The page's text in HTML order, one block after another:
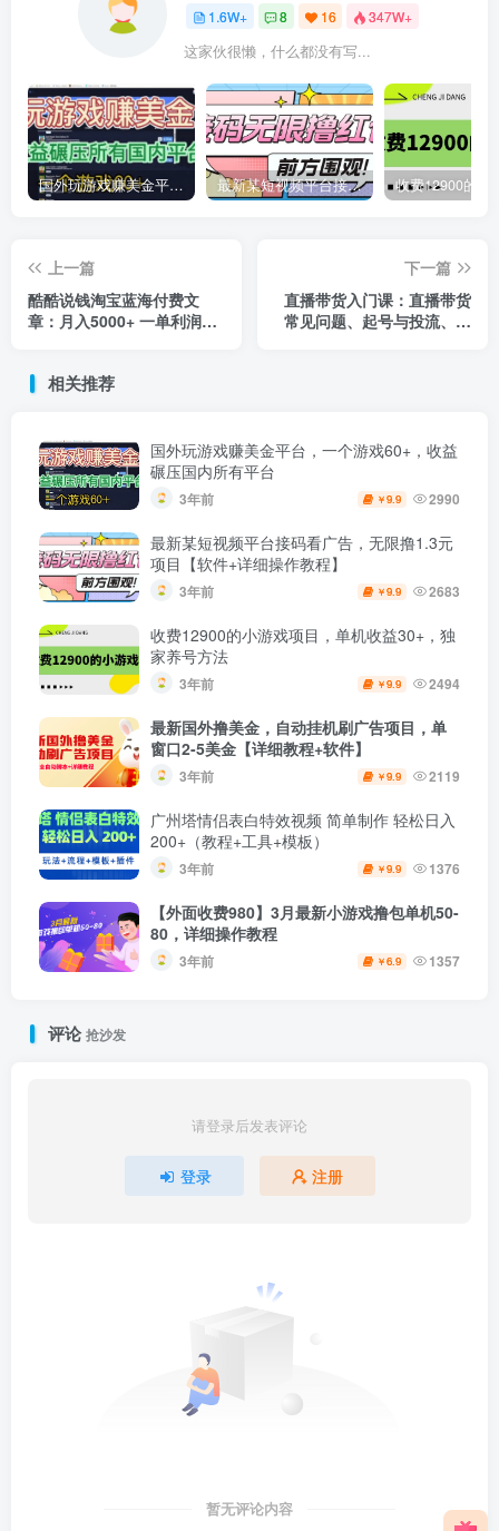
1.6W+ 8 16 347W+
这家伙很懒，什么都没有写...
国外玩游戏赚美金平台，一个游戏60+，收益碾压国内所有平台 最新某短视频平台接码看广告，无限撸1.3元项目【软件+详细操作教程】
上一篇
酷酷说钱淘宝蓝海付费文
章：月入5000+ 一单利润
下一篇
直播带货入门课：直播带货
常见问题、起号与投流、新
相关推荐
国外玩游戏赚美金平台，一个游戏60+，收益
碾压国内所有平台
3年前 ￥9.9 2990
最新某短视频平台接码看广告，无限撸1.3元
项目【软件+详细操作教程】
3年前 ￥9.9 2683
收费12900的小游戏项目，单机收益30+，独
家养号方法
3年前 ￥9.9 2494
最新国外撸美金，自动挂机刷广告项目，单
窗口2-5美金【详细教程+软件】
3年前 ￥9.9 2119
广州塔情侣表白特效视频 简单制作 轻松日入
200+（教程+工具+模板）
3年前 ￥9.9 1376
【外面收费980】3月最新小游戏撸包单机50-
80，详细操作教程
3年前 ￥6.9 1357
评论抢沙发
请登录后发表评论
登录 注册
暂无评论内容